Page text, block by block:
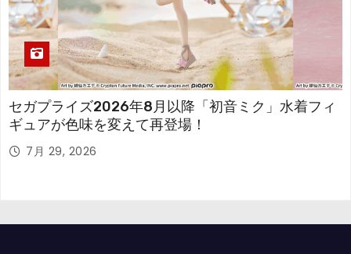
セガプライズ2026年8月以降「初音ミク」水着フィ
ギュアが色味を変えて再登場！
7月 29, 2026